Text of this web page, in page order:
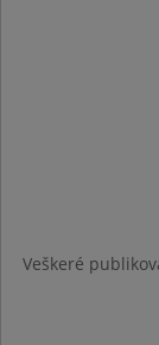
Veškeré